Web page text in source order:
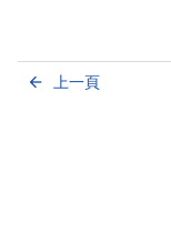
上一頁
arrow_back